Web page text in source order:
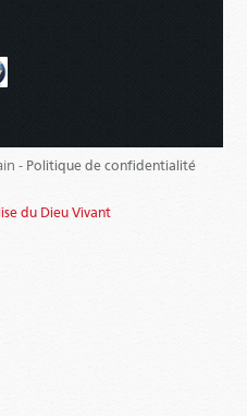
- Politique de confidentialité
du Dieu Vivant